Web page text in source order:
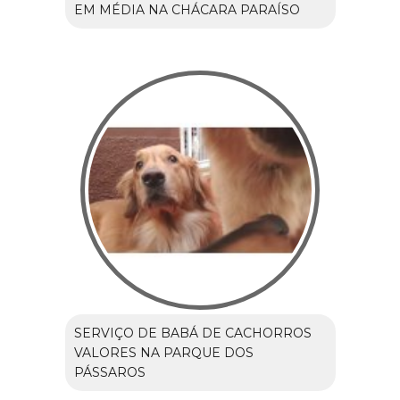
EM MÉDIA NA CHÁCARA PARAÍSO
SERVIÇO DE BABÁ DE CACHORROS
VALORES NA PARQUE DOS
PÁSSAROS